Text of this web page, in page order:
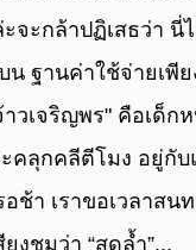
จะกล้าปฏิเสธว่า
น ฐานค่าใช้จ่ายเพี
ะคลุกคลีตีโมง อยู่กับ
ช้า เราขอเวลาสน
งชมว่า “สุดล้ำ”...